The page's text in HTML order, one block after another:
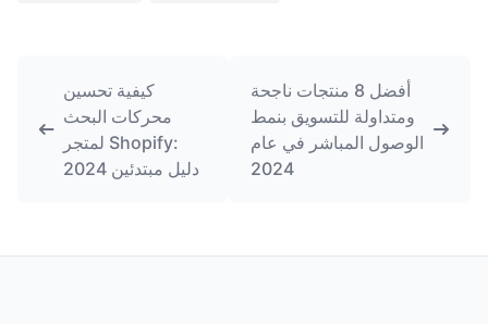
كيفية تحسين
محركات البحث
لمتجر Shopify:
دليل مبتدئين 2024
أفضل 8 منتجات ناجحة
ومتداولة للتسويق بنمط
الوصول المباشر في عام
2024